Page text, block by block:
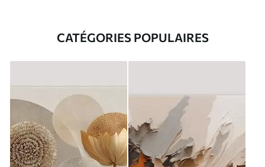
CATÉGORIES POPULAIRES